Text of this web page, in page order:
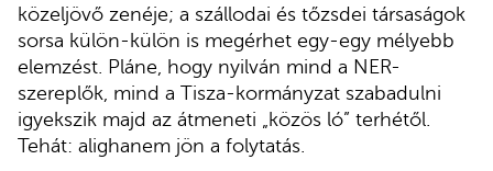
közeljövő zenéje; a szállodai és tőzsdei társaságok
sorsa külön-külön is megérhet egy-egy mélyebb
elemzést. Pláne, hogy nyilván mind a NER-
szereplők, mind a Tisza-kormányzat szabadulni
igyekszik majd az átmeneti „közös ló” terhétől.
Tehát: alighanem jön a folytatás.